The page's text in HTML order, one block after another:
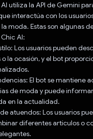
AI utiliza la API de Gemini
interactúa con los
moda. Estas son algunas
AI:
Los usuarios pueden
la ocasión, y el bot
El bot se mantiene
de moda y puede informar
en la actualidad.
atuendos: Los usuarios
diferentes artículos o